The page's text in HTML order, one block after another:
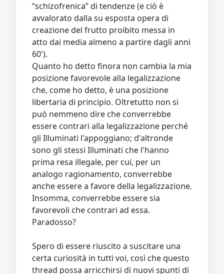
“schizofrenica” di tendenze (e ciò è
avvalorato dalla su esposta opera di
creazione del frutto proibito messa in
atto dai media almeno a partire dagli anni
60').
Quanto ho detto finora non cambia la mia
posizione favorevole alla legalizzazione
che, come ho detto, è una posizione
libertaria di principio. Oltretutto non si
può nemmeno dire che converrebbe
essere contrari alla legalizzazione perché
gli Illuminati l'appoggiano; d'altronde
sono gli stessi Illuminati che l'hanno
prima resa illegale, per cui, per un
analogo ragionamento, converrebbe
anche essere a favore della legalizzazione.
Insomma, converrebbe essere sia
favorevoli che contrari ad essa.
Paradosso?
Spero di essere riuscito a suscitare una
certa curiosità in tutti voi, così che questo
thread possa arricchirsi di nuovi spunti di